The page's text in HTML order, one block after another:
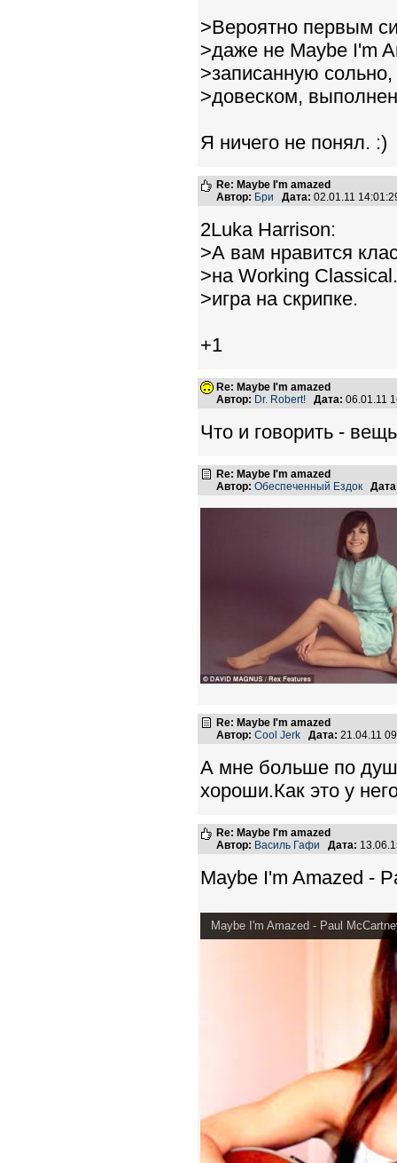
>Вероятно первым
>даже не Maybe I'm
>записанную
>довеском,
Я ничего не понял. :)
Re: Maybe I'm amazed
Автор: Бри Дата: 02.01.11
2Luka Harrison:
>А вам нравится
>на Working
>игра на скрипке.
+1
Re: Maybe I'm amazed
Автор: Dr. Robert! Дата: 06.01.11
Что и говорить -
Re: Maybe I'm amazed
Автор: Обеспеченный Ездок
Re: Maybe I'm amazed
Автор: Cool Jerk Дата: 21.04.11
А мне больше по
хороши.Как это у
Re: Maybe I'm amazed
Автор: Василь Гафи Дата:
Maybe I'm Amazed -
Maybe I'm Amazed - Paul